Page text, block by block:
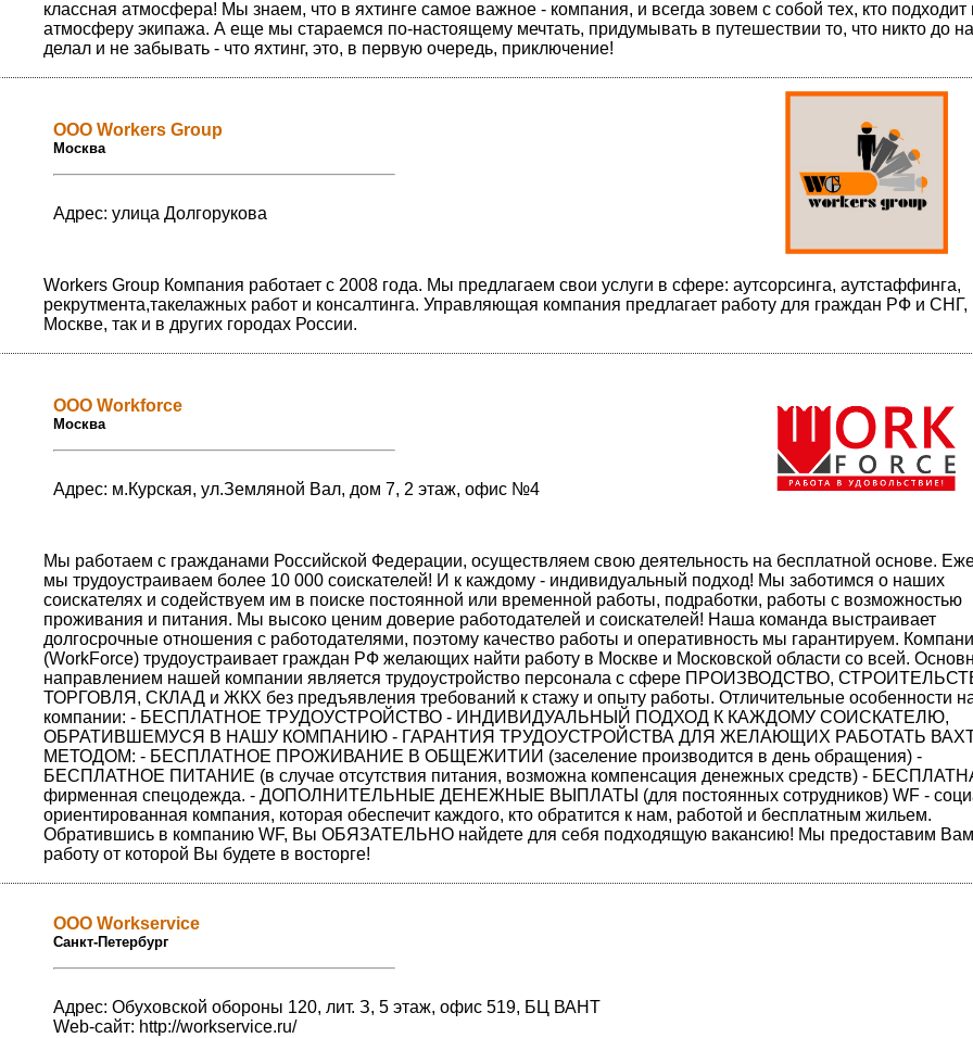
классная атмосфера! Мы знаем, что в яхтинге самое важное - компания, и всегда зовем с собой тех, кто подходит
атмосферу экипажа. А еще мы стараемся по-настоящему мечтать, придумывать в путешествии то, что никто до
делал и не забывать - что яхтинг, это, в первую очередь, приключение!
ООО Workers Group
Москва
Адрес: улица Долгорукова
Workers Group Компания работает с 2008 года. Мы предлагаем свои услуги в сфере: аутсорсинга, аутстаффинга,
рекрутмента,такелажных работ и консалтинга. Управляющая компания предлагает работу для граждан РФ и СНГ,
Москве, так и в других городах России.
ООО Workforce
Москва
Адрес: м.Курская, ул.Земляной Вал, дом 7, 2 этаж, офис №4
Мы работаем с гражданами Российской Федерации, осуществляем свою деятельность на бесплатной основе.
мы трудоустраиваем более 10 000 соискателей! И к каждому - индивидуальный подход! Мы заботимся о наших
соискателях и содействуем им в поиске постоянной или временной работы, подработки, работы с возможностью
проживания и питания. Мы высоко ценим доверие работодателей и соискателей! Наша команда выстраивает
долгосрочные отношения с работодателями, поэтому качество работы и оперативность мы гарантируем.
(WorkForce) трудоустраивает граждан РФ желающих найти работу в Москве и Московской области со всей.
направлением нашей компании является трудоустройство персонала с сфере ПРОИЗВОДСТВО,
ТОРГОВЛЯ, СКЛАД и ЖКХ без предъявления требований к стажу и опыту работы. Отличительные особенности
компании: - БЕСПЛАТНОЕ ТРУДОУСТРОЙСТВО - ИНДИВИДУАЛЬНЫЙ ПОДХОД К КАЖДОМУ СОИСКАТЕЛЮ,
ОБРАТИВШЕМУСЯ В НАШУ КОМПАНИЮ - ГАРАНТИЯ ТРУДОУСТРОЙСТВА ДЛЯ ЖЕЛАЮЩИХ РАБОТАТЬ
МЕТОДОМ: - БЕСПЛАТНОЕ ПРОЖИВАНИЕ В ОБЩЕЖИТИИ (заселение производится в день обращения) -
БЕСПЛАТНОЕ ПИТАНИЕ (в случае отсутствия питания, возможна компенсация денежных средств) -
фирменная спецодежда. - ДОПОЛНИТЕЛЬНЫЕ ДЕНЕЖНЫЕ ВЫПЛАТЫ (для постоянных сотрудников) WF -
ориентированная компания, которая обеспечит каждого, кто обратится к нам, работой и бесплатным жильем.
Обратившись в компанию WF, Вы ОБЯЗАТЕЛЬНО найдете для себя подходящую вакансию! Мы предоставим Вам
работу от которой Вы будете в восторге!
ООО Workservice
Санкт-Петербург
Адрес: Обуховской обороны 120, лит. З, 5 этаж, офис 519, БЦ ВАНТ
Web-сайт: http://workservice.ru/